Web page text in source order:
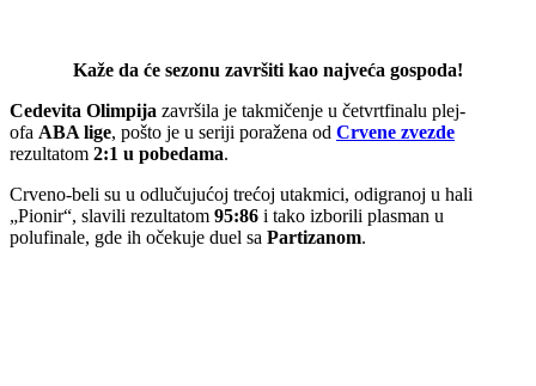
Kaže da će sezonu završiti kao najveća gospoda!
Cedevita Olimpija završila je takmičenje u četvrtfinalu plej-
ofa ABA lige, pošto je u seriji poražena od Crvene zvezde
rezultatom 2:1 u pobedama.
Crveno-beli su u odlučujućoj trećoj utakmici, odigranoj u hali
„Pionir“, slavili rezultatom 95:86 i tako izborili plasman u
polufinale, gde ih očekuje duel sa Partizanom.